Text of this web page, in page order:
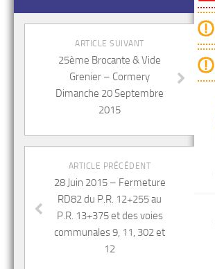
ARTICLE SUIVANT
25ème Brocante & Vide
Grenier – Cormery
Dimanche 20 Septembre
2015
ARTICLE PRÉCÉDENT
28 Juin 2015 – Fermeture
RD82 du P.R. 12+255 au
P.R. 13+375 et des voies
communales 9, 11, 302 et
12